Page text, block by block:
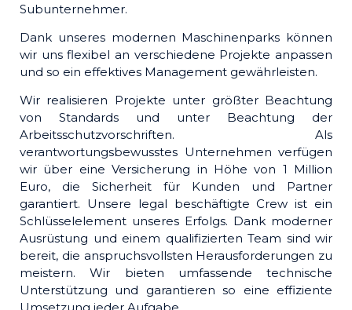
Subunternehmer.
Dank unseres modernen Maschinenparks können
wir uns flexibel an verschiedene Projekte anpassen
und so ein effektives Management gewährleisten.
Wir realisieren Projekte unter größter Beachtung
von Standards und unter Beachtung der
Arbeitsschutzvorschriften. Als
verantwortungsbewusstes Unternehmen verfügen
wir über eine Versicherung in Höhe von 1 Million
Euro, die Sicherheit für Kunden und Partner
garantiert. Unsere legal beschäftigte Crew ist ein
Schlüsselelement unseres Erfolgs. Dank moderner
Ausrüstung und einem qualifizierten Team sind wir
bereit, die anspruchsvollsten Herausforderungen zu
meistern. Wir bieten umfassende technische
Unterstützung und garantieren so eine effiziente